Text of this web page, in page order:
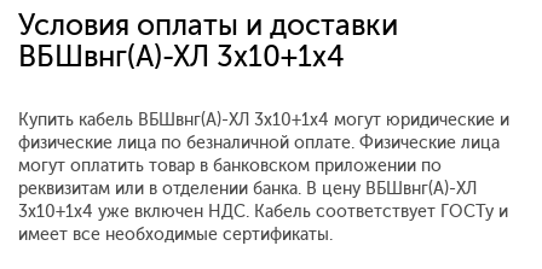
Условия оплаты и доставки
ВБШвнг(А)-ХЛ 3x10+1x4
Купить кабель ВБШвнг(А)-ХЛ 3x10+1x4 могут юридические и
физические лица по безналичной оплате. Физические лица
могут оплатить товар в банковском приложении по
реквизитам или в отделении банка. В цену ВБШвнг(А)-ХЛ
3x10+1x4 уже включен НДС. Кабель соответствует ГОСТу и
имеет все необходимые сертификаты.